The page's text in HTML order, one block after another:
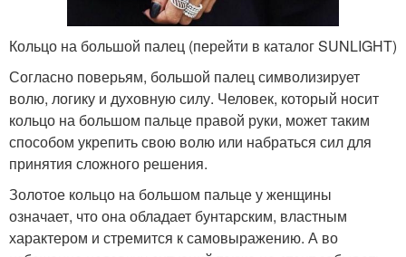
Кольцо на большой палец (перейти в каталог SUNLIGHT)
Согласно поверьям, большой палец символизирует
волю, логику и духовную силу. Человек, который носит
кольцо на большом пальце правой руки, может таким
способом укрепить свою волю или набраться сил для
принятия сложного решения.
Золотое кольцо на большом пальце у женщины
означает, что она обладает бунтарским, властным
характером и стремится к самовыражению. А во